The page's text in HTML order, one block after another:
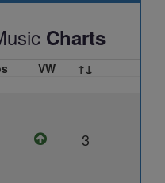
Charts
VW ↑↓
3